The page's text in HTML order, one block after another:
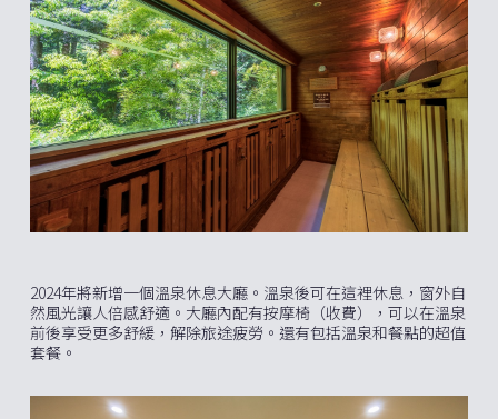
2024年將新增一個溫泉休息大廳。溫泉後可在這裡休息，窗外自
然風光讓人倍感舒適。大廳內配有按摩椅（收費），可以在溫泉
前後享受更多舒緩，解除旅途疲勞。還有包括溫泉和餐點的超值
套餐。